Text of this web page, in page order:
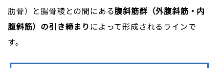
肋骨）と腸骨稜との間にある腹斜筋群（外腹斜筋・内
腹斜筋）の引き締まり によって形成されるラインで
す。